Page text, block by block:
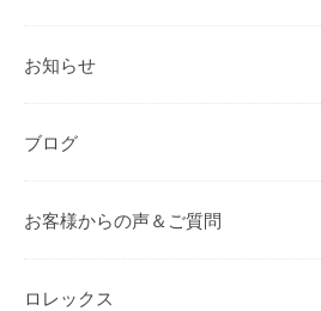
お知らせ
ブログ
お客様からの声＆ご質問
ロレックス